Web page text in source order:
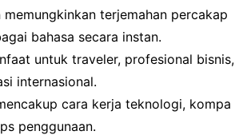
memungkinkan terjemahan percakap
bahasa secara instan.
untuk traveler, profesional bisnis,
internasional.
cara kerja teknologi, kompa
penggunaan.